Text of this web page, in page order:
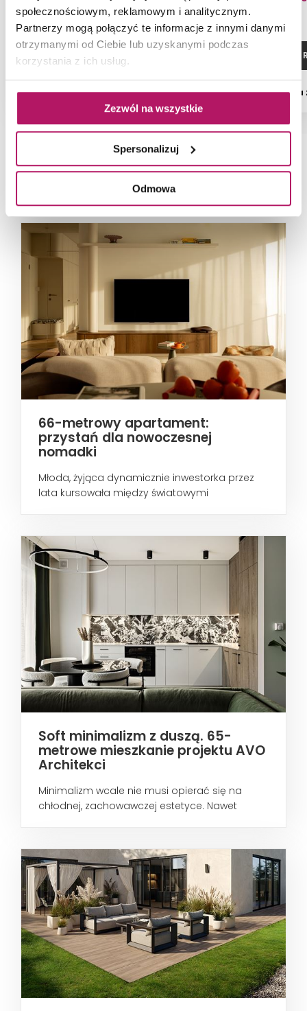
społecznościowym, reklamowym i analitycznym.
Partnerzy mogą połączyć te informacje z innymi danymi
otrzymanymi od Ciebie lub uzyskanymi podczas
korzystania z ich usług.
Zezwól na wszystkie
Spersonalizuj
Odmowa
ZOBACZ PRODUKT ZOBACZ
Dostępność:
NAJNOWSZE ARTYKUŁY
66-metrowy apartament:
przystań dla nowoczesnej
nomadki
Młoda, żyjąca dynamicznie inwestorka przez
lata kursowała między światowymi
Soft minimalizm z duszą. 65-
metrowe mieszkanie projektu AVO
Architekci
Minimalizm wcale nie musi opierać się na
chłodnej, zachowawczej estetyce. Nawet